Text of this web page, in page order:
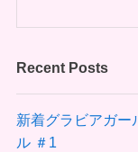
Recent Posts
新着グラビアガー
ル ＃1